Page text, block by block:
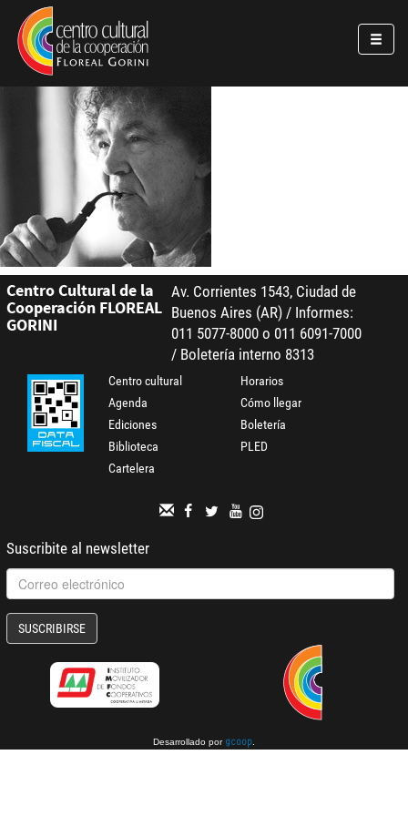
Pasar al contenido principal
Jump to main content
Centro Cultural de la
Cooperación FLOREAL
GORINI
Av. Corrientes 1543, Ciudad de
Buenos Aires (AR) / Informes:
011 5077-8000 o 011 6091-7000
/ Boletería interno 8313
Centro cultural
Agenda
Ediciones
Biblioteca
Cartelera
Horarios
Cómo llegar
Boletería
PLED
Suscribite al newsletter
SUSCRIBIRSE
Desarrollado por gcoop.